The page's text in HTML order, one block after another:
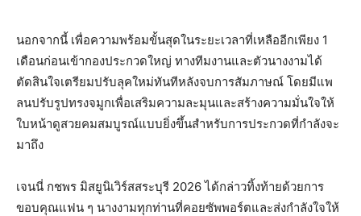
​นอกจากนี้ เพื่อความพร้อมขั้นสุดในระยะเวลาที่เหลืออีกเพียง 1
เดือนก่อนเข้ากองประกวดใหญ่ ทางทีมงานและตัวนางงามได้
ตัดสินใจเตรียมปรับลุคใหม่ทันทีหลังจบการสัมภาษณ์ โดยมีแพ
ลนปรับรูปทรงจมูกเพื่อเสริมความละมุนและสร้างความมั่นใจให้
ใบหน้าดูสวยคมสมบูรณ์แบบยิ่งขึ้นสำหรับการประกวดที่กำลังจะ
มาถึง
​เจนนี่ กชพร มิสยูนิ​เวิร์ส​สระบุรี​ 2026​ ได้กล่าวทิ้งท้ายด้วยการ
ขอบคุณแฟน ๆ นางงามทุกท่านที่คอยซัพพอร์ตและส่งกำลังใจให้